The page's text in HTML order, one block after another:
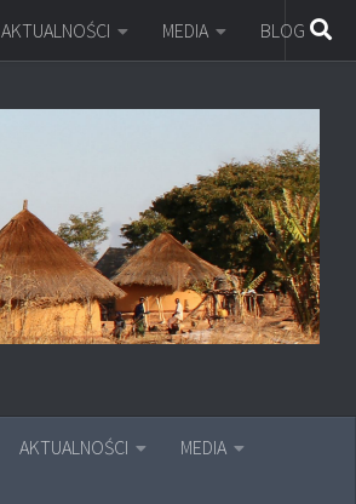
AKTUALNOŚCI MEDIA BLOG
AKTUALNOŚCI MEDIA